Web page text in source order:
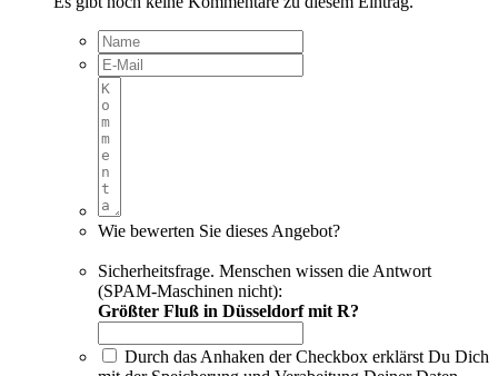
Wie bewerten Sie dieses Angebot?
Sicherheitsfrage. Menschen wissen die Antwort
(SPAM-Maschinen nicht):
Größter Fluß in Düsseldorf mit R?
Durch das Anhaken der Checkbox erklärst Du Dich